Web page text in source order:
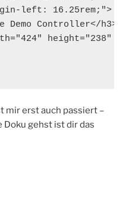
left: 16.25rem;">
Demo Controller</h3>
height="238"
mir erst auch passiert –
Doku gehst ist dir das